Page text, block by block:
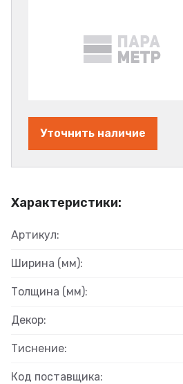
Характеристики:
Артикул:
Ширина (мм):
Толщина (мм):
Декор:
Тиснение:
Код поставщика:
Уточнить наличие